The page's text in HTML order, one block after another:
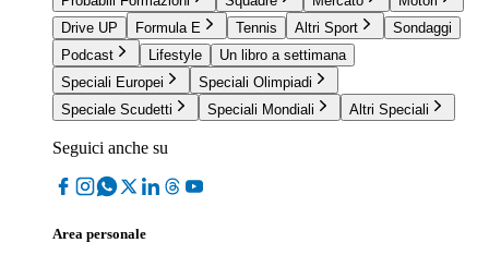
Drive UP
Formula E Tennis Altri Sport
Sondaggi
Podcast
Lifestyle
Un libro a settimana
Speciali Europei
Speciali Olimpiadi
Speciale Scudetti
Speciali Mondiali Altri Speciali
Seguici anche su
Area personale